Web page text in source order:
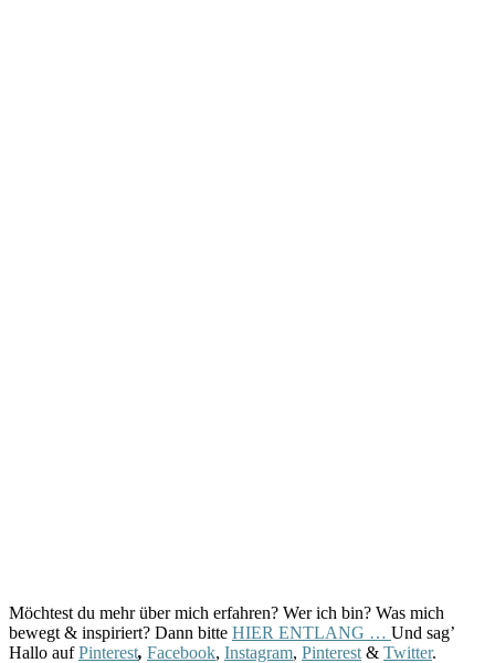
Möchtest du mehr über mich erfahren? Wer ich bin? Was mich
bewegt & inspiriert? Dann bitte HIER ENTLANG … Und sag’
Hallo aufPinterest, Facebook, Instagram, Pinterest & Twitter.